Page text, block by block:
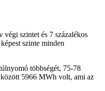
szintet és 7 százalékos
szinte minden
többségét, 75-78
5966 MWh volt, ami az